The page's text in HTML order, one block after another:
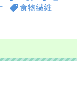
食物繊維